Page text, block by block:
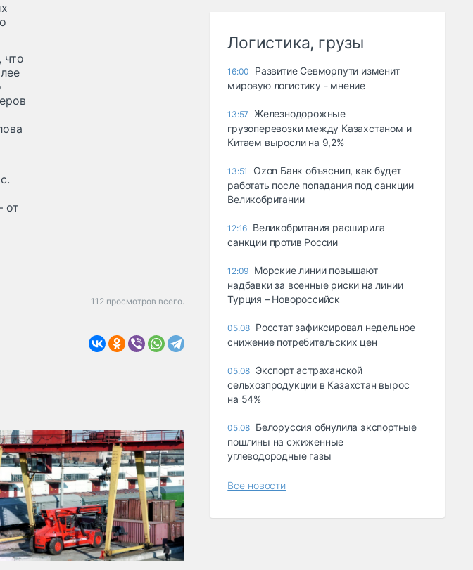
что
от
112 просмотров всего.
Логистика, грузы
16:00
Развитие Севморпути изменит
мировую логистику - мнение
13:57
Железнодорожные
грузоперевозки между Казахстаном и
Китаем выросли на 9,2%
13:51
Ozon Банк объяснил, как будет
работать после попадания под санкции
Великобритании
12:16 Великобритания расширила
санкции против России
12:09 Морские линии повышают
надбавки за военные риски на линии
Турция – Новороссийск
05.08 Росстат зафиксировал недельное
снижение потребительских цен
05.08 Экспорт астраханской
сельхозпродукции в Казахстан вырос
на 54%
05.08 Белоруссия обнулила экспортные
пошлины на сжиженные
углеводородные газы
Все новости